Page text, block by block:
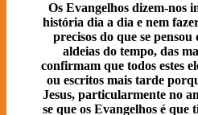
Os Evangelhos dizem-nos
história dia a dia e nem
precisos do que se
aldeias do tempo, das
confirmam que todos estes
ou escritos mais tarde
Jesus, particularmente no
se que os Evangelhos é